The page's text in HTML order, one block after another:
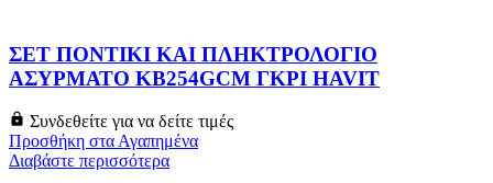
ΣΕΤ ΠΟΝΤΙΚΙ ΚΑΙ ΠΛΗΚΤΡΟΛΟΓΙΟ
ΑΣΥΡΜΑΤΟ KB254GCM ΓΚΡΙ HAVIT
Συνδεθείτε για να δείτε τιμές
Προσθήκη στα Αγαπημένα
Διαβάστε περισσότερα